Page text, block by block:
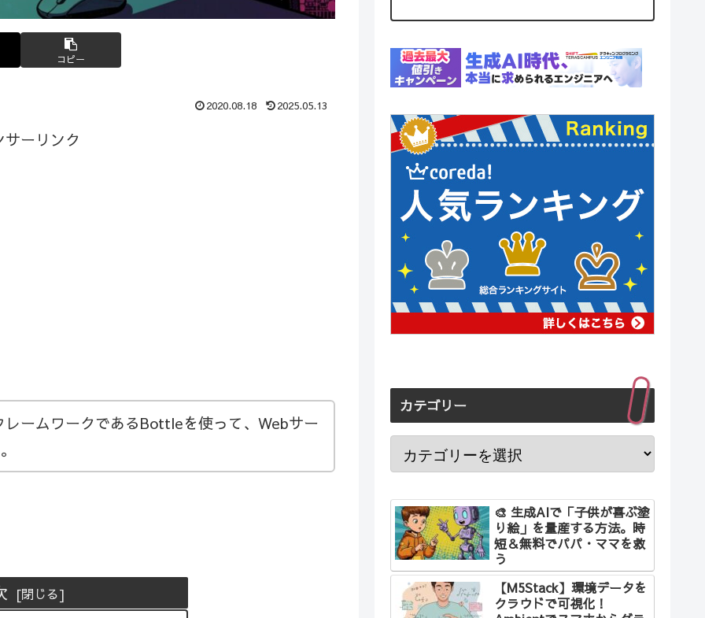
コピー
2020.08.18 2025.05.13
サーリンク
ームワークであるBottleを使って、Webサー
カテゴリー
🎨 生成AIで「子供が喜ぶ塗
り絵」を量産する方法。時
短＆無料でパパ・ママを救
う
【M5Stack】環境データを
クラウドで可視化！